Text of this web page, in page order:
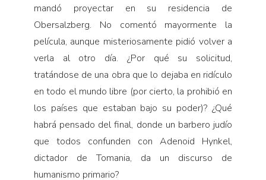
mandó proyectar en su residencia de
Obersalzberg. No comentó mayormente la
película, aunque misteriosamente pidió volver a
verla al otro día. ¿Por qué su solicitud,
tratándose de una obra que lo dejaba en ridículo
en todo el mundo libre (por cierto, la prohibió en
los países que estaban bajo su poder)? ¿Qué
habrá pensado del final, donde un barbero judío
que todos confunden con Adenoid Hynkel,
dictador de Tomania, da un discurso de
humanismo primario?